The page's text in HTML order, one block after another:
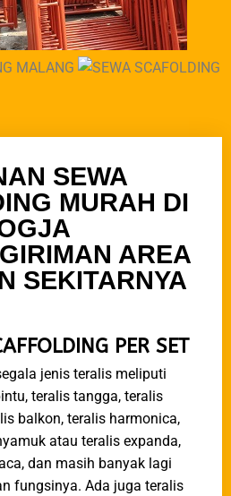
SEWA
MURAH DI
AREA
SEKITARNYA
PER SET
jenis teralis meliputi
teralis tangga, teralis
balkon, teralis harmonica,
atau teralis expanda,
dan masih banyak lagi
fungsinya. Ada juga teralis